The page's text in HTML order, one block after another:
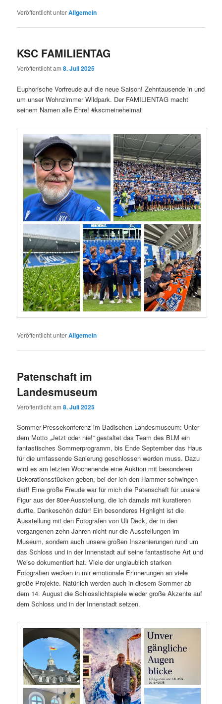
Veröffentlicht unterAllgemein
KSC FAMILIENTAG
Veröffentlicht am8. Juli 2025
Euphorische Vorfreude auf die neue Saison! Zehntausende in und
um unser Wohnzimmer Wildpark. Der FAMILIENTAG macht
seinem Namen alle Ehre! #kscmeineheimat
Veröffentlicht unterAllgemein
Patenschaft im
Landesmuseum
Veröffentlicht am8. Juli 2025
Sommer-Pressekonferenz im Badischen Landesmuseum: Unter
dem Motto „Jetzt oder nie!“ gestaltet das Team des BLM ein
fantastisches Sommerprogramm, bis Ende September das Haus
für die umfassende Sanierung geschlossen werden muss. Dazu
wird es am letzten Wochenende eine Auktion mit besonderen
Dekorationsstücken geben, bei der ich den Hammer schwingen
darf! Eine große Freude war für mich die Patenschaft für unsere
Figur aus der 80er-Ausstellung, die ich damals mit kuratieren
durfte. Dankeschön dafür! Ein besonderes Highlight ist die
Ausstellung mit den Fotografen von Uli Deck, der in den
vergangenen zehn Jahren nicht nur die Ausstellungen im
Museum, sondern auch unsere großen Inszenierungen rund um
das Schloss und in der Innenstadt auf seine fantastische Art und
Weise dokumentiert hat. Viele der unglaublich starken
Fotografien wecken in mir emotionale Erinnerungen an viele
große Projekte. Natürlich werden auch in diesem Sommer ab
dem 14. August die Schlosslichtspiele wieder große Akzente auf
dem Schloss und in der Innenstadt setzen.